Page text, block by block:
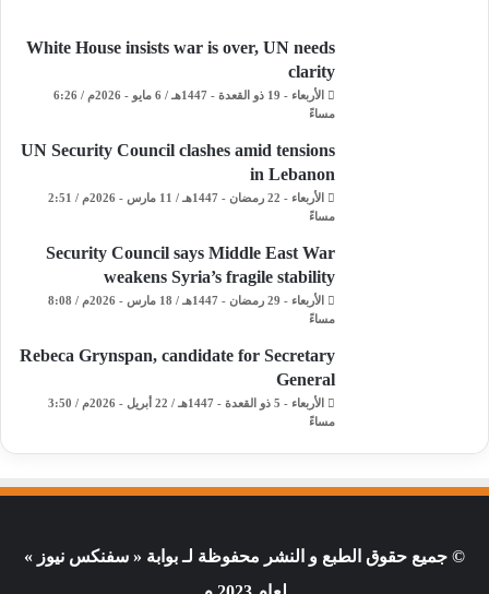
White House insists war is over, UN needs
clarity
الأربعاء - 19 ذو القعدة - 1447هـ / 6 مايو - 2026م / 6:26
مساءً
UN Security Council clashes amid tensions
in Lebanon
الأربعاء - 22 رمضان - 1447هـ / 11 مارس - 2026م / 2:51
مساءً
Security Council says Middle East War
weakens Syria’s fragile stability
الأربعاء - 29 رمضان - 1447هـ / 18 مارس - 2026م / 8:08
مساءً
Rebeca Grynspan, candidate for Secretary
General
الأربعاء - 5 ذو القعدة - 1447هـ / 22 أبريل - 2026م / 3:50
مساءً
© جميع حقوق الطبع و النشر محفوظة لـ بوابة « سفنكس نيوز »